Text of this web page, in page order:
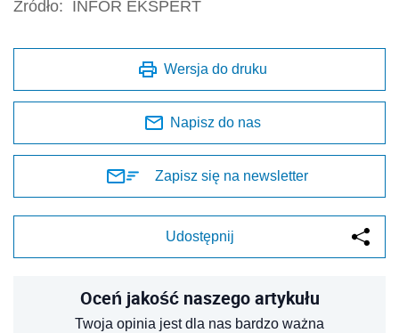
Źródło: INFOR EKSPERT
Wersja do druku
Napisz do nas
Zapisz się na newsletter
Udostępnij
Oceń jakość naszego artykułu
Twoja opinia jest dla nas bardzo ważna